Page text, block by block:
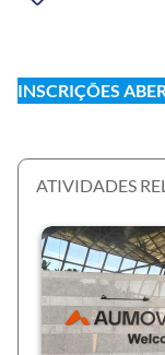
INSCRIÇÕES
ATIVIDADES